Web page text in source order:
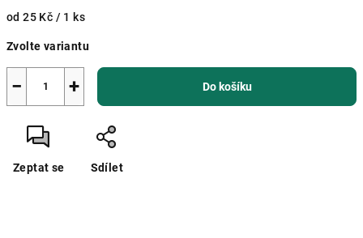
Měrná
od 25 Kč / 1 ks
Zvolte variantu
+
− Do košíku
Zeptat se Sdílet